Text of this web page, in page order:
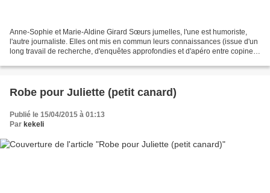
Anne-Sophie et Marie-Aldine Girard Sœurs jumelles, l'une est humoriste,
l'autre journaliste. Elles ont mis en commun leurs connaissances (issue d'un
long travail de recherche, d'enquêtes approfondies et d'apéro entre copines)
Robe pour Juliette (petit canard)
Publié le 15/04/2015 à 01:13
Par kekeli